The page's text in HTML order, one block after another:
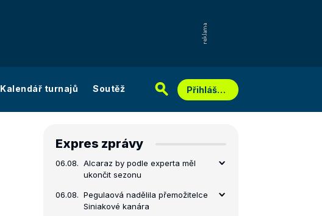
Kalendář turnajů Soutěž Přihlášení
Expres zprávy
06.08. Alcaraz by podle experta měl
ukončit sezonu
06.08. Pegulaová nadělila přemožitelce
Siniakové kanára